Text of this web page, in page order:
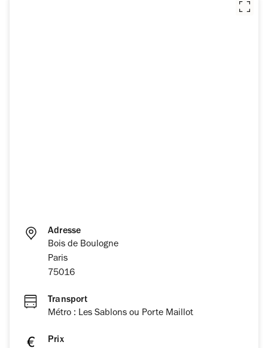
Adresse
Bois de Boulogne
Paris
75016
Transport
Métro : Les Sablons ou Porte Maillot
Prix